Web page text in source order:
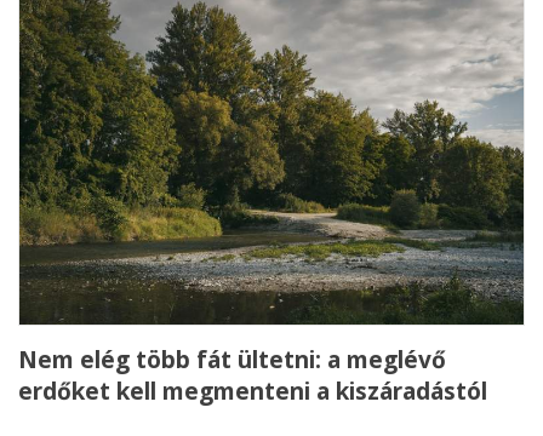
Nem elég több fát ültetni: a meglévő
erdőket kell megmenteni a kiszáradástól